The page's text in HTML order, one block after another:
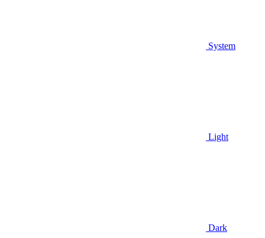
System
Light
Dark